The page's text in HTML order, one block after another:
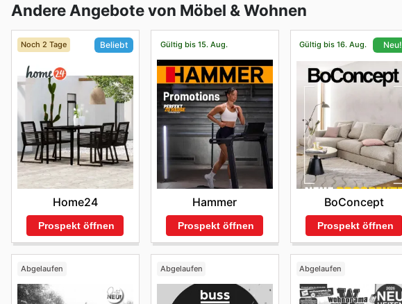
Andere Angebote von Möbel & Wohnen
Noch 2 Tage Beliebt
Home24
Prospekt öffnen
Gültig bis 15. Aug.
Hammer
Prospekt öffnen
Gültig bis 16. Aug. Neu!
BoConcept
Prospekt öffnen
Abgelaufen Abgelaufen Abgelaufen